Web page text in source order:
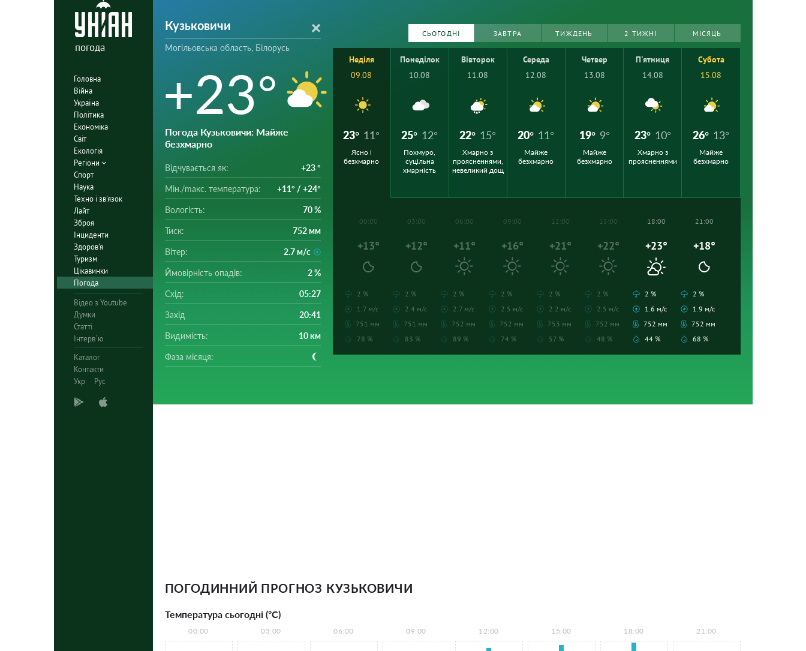
погода
Головна
Війна
Україна
Політика
Економіка
Світ
Екологія
Регіони
Спорт
Наука
Техно і зв'язок
Лайт
Зброя
Інциденти
Здоров'я
Туризм
Цікавинки
Погода
Відео з Youtube
Думки
Статті
Інтерв`ю
Каталог
Контакти
Укр
Рус
Кузьковичи
Могільовська область, Білорусь
+23°
Погода Кузьковичи: Майже
безхмарно
Відчувається як: +23 °
Мін./mакс. температура: +11° / +24°
Вологість: 70 %
Тиск: 752 мм
Вітер: 2.7 м/с
Ймовірність опадів: 2 %
Схід: 05:27
Захід 20:41
Видимість: 10 км
Фаза місяця:
СЬОГОДНІ ЗАВТРА ТИЖДЕНЬ 2 ТИЖНІ МІСЯЦЬ
Неділя
09.08
23° 11°
Ясно і
безхмарно
Понеділок
10.08
25° 12°
Похмуро,
суцільна
хмарність
Вівторок
11.08
22° 15°
Хмарно з
проясненнями,
невеликий дощ
Середа
12.08
20° 11°
Майже
безхмарно
Четвер
13.08
19° 9°
Майже
безхмарно
П'ятниця
14.08
23° 10°
Хмарно з
проясненнями
Субота
15.08
26° 13°
Майже
безхмарно
00:00
+13°
2 %
1.7 м/с
751 мм
78 %
03:00
+12°
2 %
2.4 м/с
751 мм
83 %
06:00
+11°
2 %
2.7 м/с
752 мм
89 %
09:00
+16°
2 %
2.5 м/с
752 мм
74 %
12:00
+21°
2 %
2.2 м/с
753 мм
57 %
15:00
+22°
2 %
2.5 м/с
752 мм
48 %
18:00
+23°
2 %
1.6 м/с
752 мм
44 %
21:00
+18°
2 %
1.9 м/с
752 мм
68 %
ПОГОДИННИЙ ПРОГНОЗ КУЗЬКОВИЧИ
Температура сьогодні (°С)
00:00 03:00 06:00 09:00 12:00 15:00 18:00 21:00